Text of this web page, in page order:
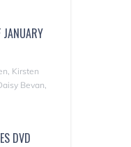
JANUARY
Kirsten
Bevan,
DVD